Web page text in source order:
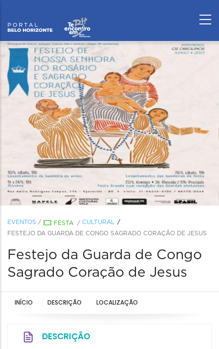
EVENTOS / FESTA / CULTURAL
FESTEJO DA GUARDA DE CONGO SAGRADO CORAÇÃO DE JESUS
Festejo da Guarda de Congo
Sagrado Coração de Jesus
INÍCIO DESCRIÇÃO LOCALIZAÇÃO
DESCRIÇÃO